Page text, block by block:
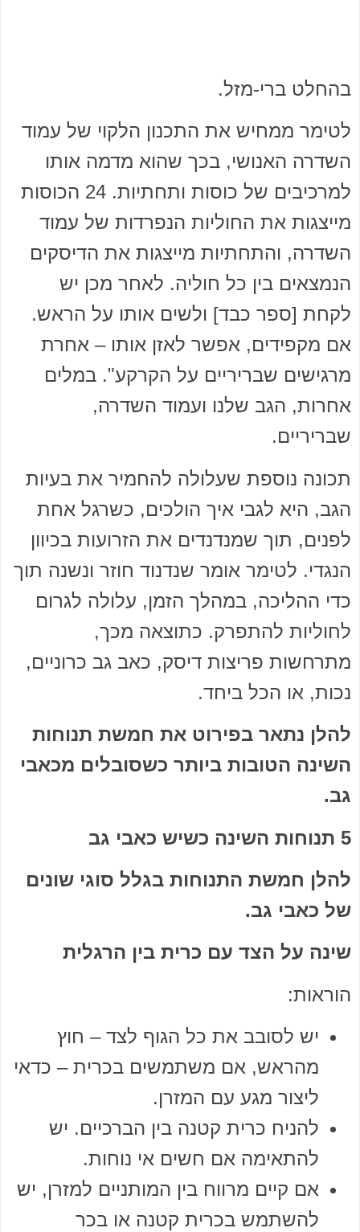
בהחלט ברי-מזל.
לטימר ממחיש את התכנון הלקוי של עמוד
השדרה האנושי, בכך שהוא מדמה אותו
למרכיבים של כוסות ותחתיות. 24 הכוסות
מייצגות את החוליות הנפרדות של עמוד
השדרה, והתחתיות מייצגות את הדיסקים
הנמצאים בין כל חוליה. לאחר מכן יש
לקחת [ספר כבד] ולשים אותו על הראש.
אם מקפידים, אפשר לאזן אותו – אחרת
מרגישים שבריריים על הקרקע". במלים
אחרות, הגב שלנו ועמוד השדרה,
שבריריים.
תכונה נוספת שעלולה להחמיר את בעיות
הגב, היא לגבי איך הולכים, כשרגל אחת
לפנים, תוך שמנדנדים את הזרועות בכיוון
הנגדי. לטימר אומר שנדנוד חוזר ונשנה תוך
כדי ההליכה, במהלך הזמן, עלולה לגרום
לחוליות להתפרק. כתוצאה מכך,
מתרחשות פריצות דיסק, כאב גב כרוניים,
נכות, או הכל ביחד.
להלן נתאר בפירוט את חמשת תנוחות
השינה הטובות ביותר כשסובלים מכאבי
גב.
5 תנוחות השינה כשיש כאבי גב
להלן חמשת התנוחות בגלל סוגי שונים
של כאבי גב.
שינה על הצד עם כרית בין הרגלית
הוראות:
יש לסובב את כל הגוף לצד – חוץ
מהראש, אם משתמשים בכרית – כדאי
ליצור מגע עם המזרן.
להניח כרית קטנה בין הברכיים. יש
להתאימה אם חשים אי נוחות.
אם קיים מרווח בין המותניים למזרן, יש
להשתמש בכרית קטנה או בכר